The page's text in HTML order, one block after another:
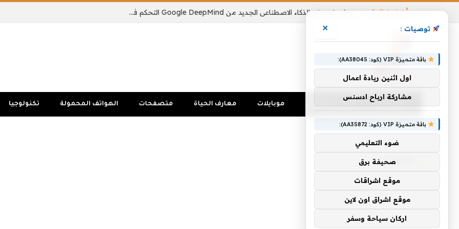
أخبار شائعة يمكن لنموذج الذكاء الاصطناعي الجديد من Google DeepMind التحكم في جسم الروبوت بالكامل
تواصل اجتماعي موبايلات معارف الحياة متصفحات الهواتف المحمولة تكنولوجيا
بمقبس
توصيات : ×
باقة متميزة VIP (كود: AA38045):
اول اثنين ريادة اعمال
مشاركة ارباح ادسنس
باقة متميزة VIP (كود: AA35872):
ضوء التعليمي
صحيفة برق
موقع اشراقات
موقع اشراق اون لاين
اركان سياحة وسفر